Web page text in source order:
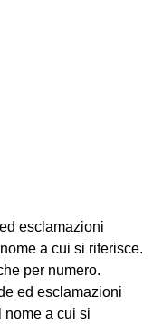
esclamazioni
a cui si riferisce.
per numero.
ed esclamazioni
nome a cui si